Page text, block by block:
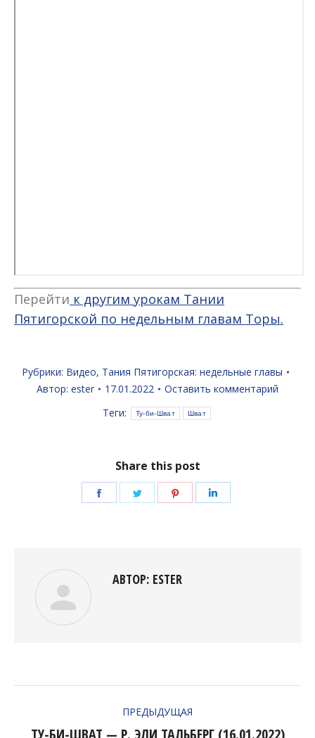
Перейти к другим урокам Тании
Пятигорской по недельным главам Торы.
Рубрики: Видео, Тания Пятигорская: недельные главы
Автор: ester 17.01.2022
Оставить комментарий
Теги:
Ту-би-Шват Шват
Share this post
ПоделитьсяПоделитьсяПоделиться
АВТОР: ESTER
ПО
ПРЕДЫДУЩАЯ
Предыдущая
ТУ-БИ-ШВАТ — Р. ЭЛИ ТАЛЬБЕРГ (16.01.2022)